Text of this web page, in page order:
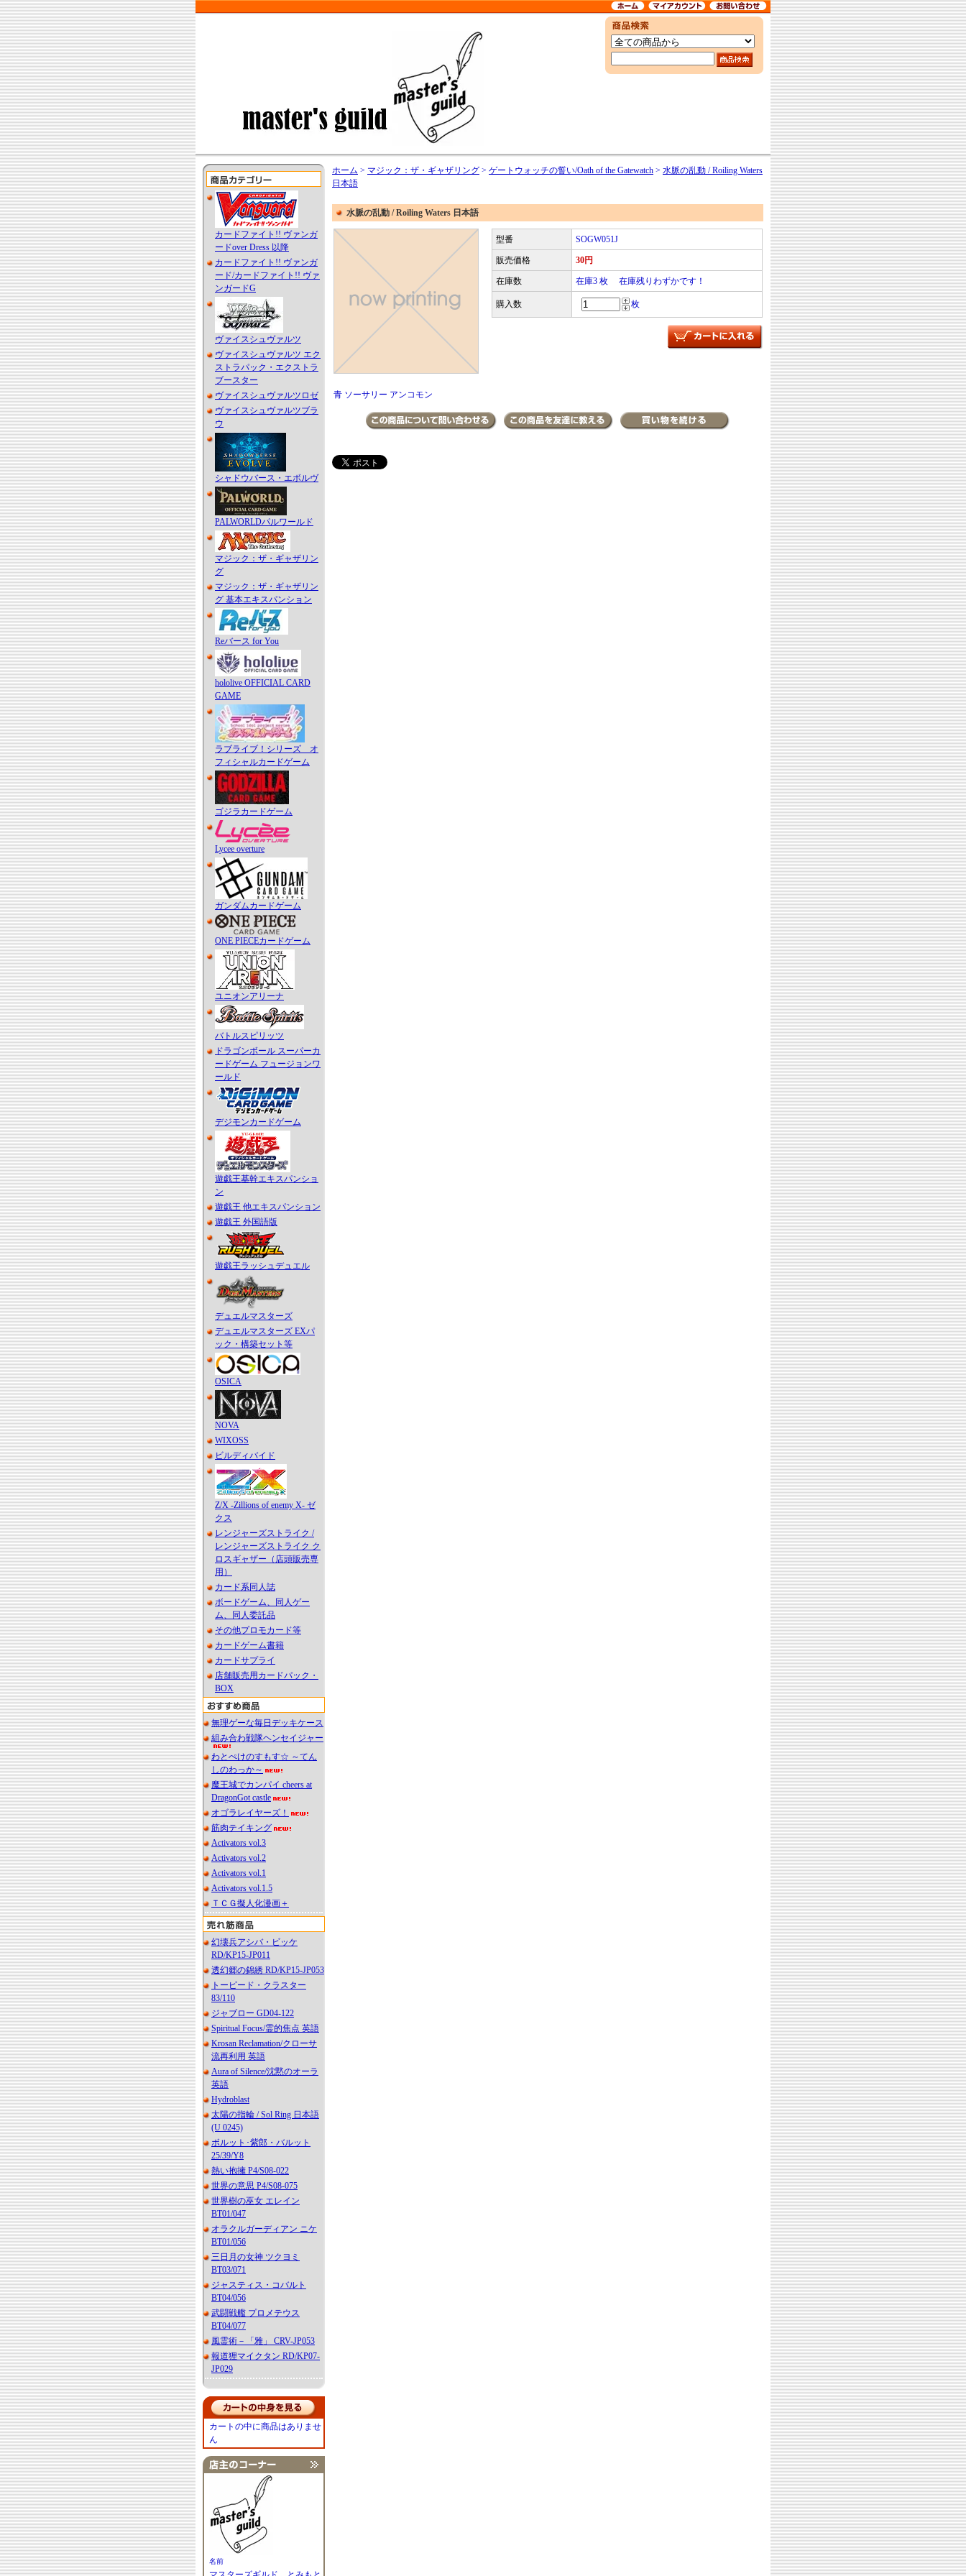
カードファイト!! ヴァンガ
ードover Dress 以降
カードファイト!! ヴァンガ
ード/カードファイト!! ヴァ
ンガードG
ヴァイスシュヴァルツ
ヴァイスシュヴァルツ エク
ストラパック・エクストラ
ブースター
ヴァイスシュヴァルツロゼ
ヴァイスシュヴァルツブラ
ウ
シャドウバース・エボルヴ
PALWORLDパルワールド
マジック：ザ・ギャザリン
グ
マジック：ザ・ギャザリン
グ 基本エキスパンション
Reバース for You
hololive OFFICIAL CARD
GAME
ラブライブ！シリーズ オ
フィシャルカードゲーム
ゴジラカードゲーム
Lycee overture
ガンダムカードゲーム
ONE PIECEカードゲーム
ユニオンアリーナ
バトルスピリッツ
ドラゴンボール スーパーカ
ードゲーム フュージョンワ
ールド
デジモンカードゲーム
遊戯王基幹エキスパンショ
ン
遊戯王 他エキスパンション
遊戯王 外国語版
遊戯王ラッシュデュエル
デュエルマスターズ
デュエルマスターズ EXパ
ック・構築セット等
OSICA
NOVA
WIXOSS
ビルディバイド
Z/X -Zillions of enemy X- ゼ
クス
レンジャーズストライク /
レンジャーズストライク ク
ロスギャザー（店頭販売専
用）
カード系同人誌
ボードゲーム、同人ゲー
ム、同人委託品
その他プロモカード等
カードゲーム書籍
カードサプライ
店舗販売用カードパック・
BOX
無理ゲーな毎日デッキケース
組み合わ戦隊ヘンセイジャー
わとぺけのすもす☆ ～てん
しのわっか～
魔王城でカンパイ cheers at
DragonGot castle
オゴラレイヤーズ！
筋肉テイキング
Activators vol.3
Activators vol.2
Activators vol.1
Activators vol.1.5
ＴＣＧ擬人化漫画＋
幻壊兵アシバ・ビッケ
RD/KP15-JP011
透幻郷の錦綉 RD/KP15-JP053
トーピード・クラスター
83/110
ジャブロー GD04-122
Spiritual Focus/霊的焦点 英語
Krosan Reclamation/クローサ
流再利用 英語
Aura of Silence/沈黙のオーラ
英語
Hydroblast
太陽の指輪 / Sol Ring 日本語
(U 0245)
ボルット･紫郎・バルット
25/39/Y8
熱い抱擁 P4/S08-022
世界の意思 P4/S08-075
世界樹の巫女 エレイン
BT01/047
オラクルガーディアン ニケ
BT01/056
三日月の女神 ツクヨミ
BT03/071
ジャスティス・コバルト
BT04/056
武闘戦艦 プロメテウス
BT04/077
風霊術－「雅」 CRV-JP053
報道狸マイクタン RD/KP07-
JP029
カートの中に商品はありませ
ん
名前
ホーム > マジック：ザ・ギャザリング > ゲートウォッチの誓い/Oath of the Gatewatch > 水脈の乱動 / Roiling Waters
日本語
水脈の乱動 / Roiling Waters 日本語
型番 SOGW051J
販売価格 30円
在庫数 在庫3 枚 在庫残りわずかです！
購入数 枚
青 ソーサリー アンコモン